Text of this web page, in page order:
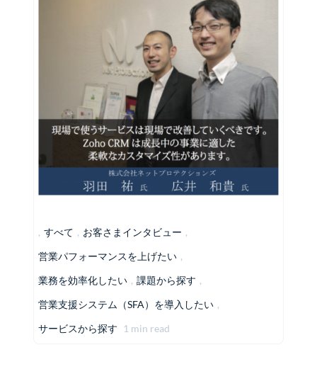
, すべて , お客さまインタビュー ,
営業パフォーマンスを上げたい ,
業務を効率化したい , 課題から探す ,
営業支援システム（SFA）を導入したい ,
サービスから探す
1 min read